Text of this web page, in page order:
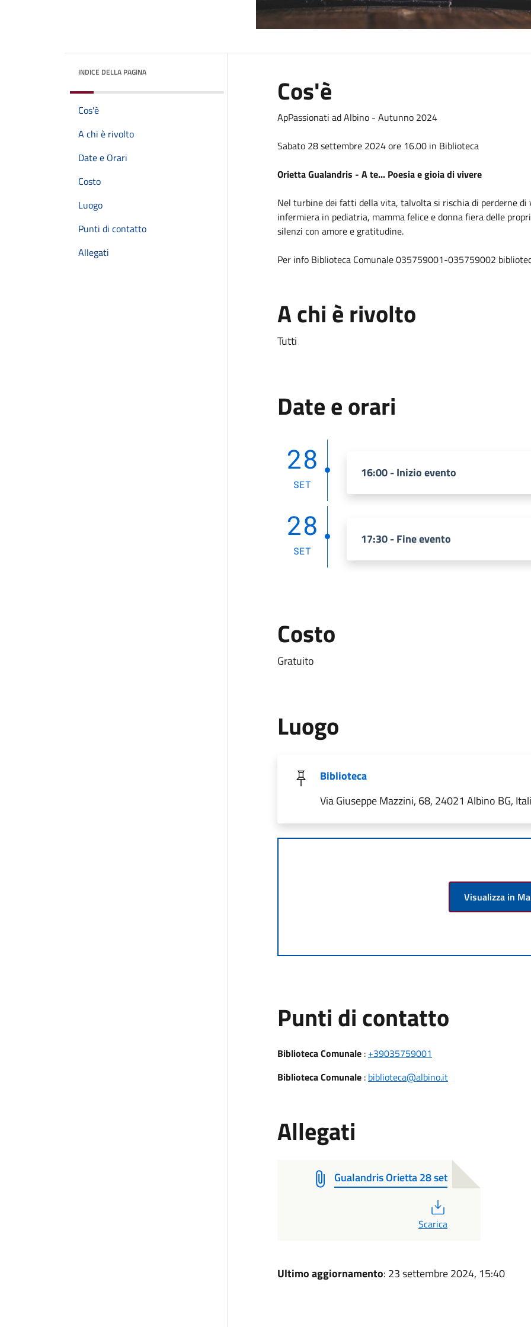
INDICE DELLA PAGINA
Cos'è
A chi è rivolto
Date e Orari
Costo
Luogo
Punti di contatto
Allegati
Cos'è
ApPassionati ad Albino - Autunno 2024
Sabato 28 settembre 2024 ore 16.00 in Biblioteca
Orietta Gualandris - A te... Poesia e gioia di vivere
Nel turbine dei fatti della vita, talvolta si rischia di perderne
infermiera in pediatria, mamma felice e donna fiera delle
silenzi con amore e gratitudine.
Per info Biblioteca Comunale 035759001-035759002
A chi è rivolto
Tutti
Date e orari
28
SET
16:00 - Inizio evento
28
SET
17:30 - Fine evento
Costo
Gratuito
Luogo
Biblioteca
Via Giuseppe Mazzini, 68, 24021 Albino BG,
Visualizza in
Punti di contatto
Biblioteca Comunale: +39035759001
Biblioteca Comunale: biblioteca@albino.it
Allegati
Gualandris Orietta 28 set
Scarica
Ultimo aggiornamento: 23 settembre 2024, 15:40